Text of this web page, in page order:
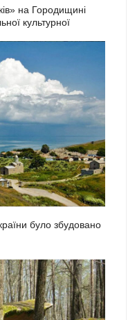
на Городищині
культурної
було збудовано